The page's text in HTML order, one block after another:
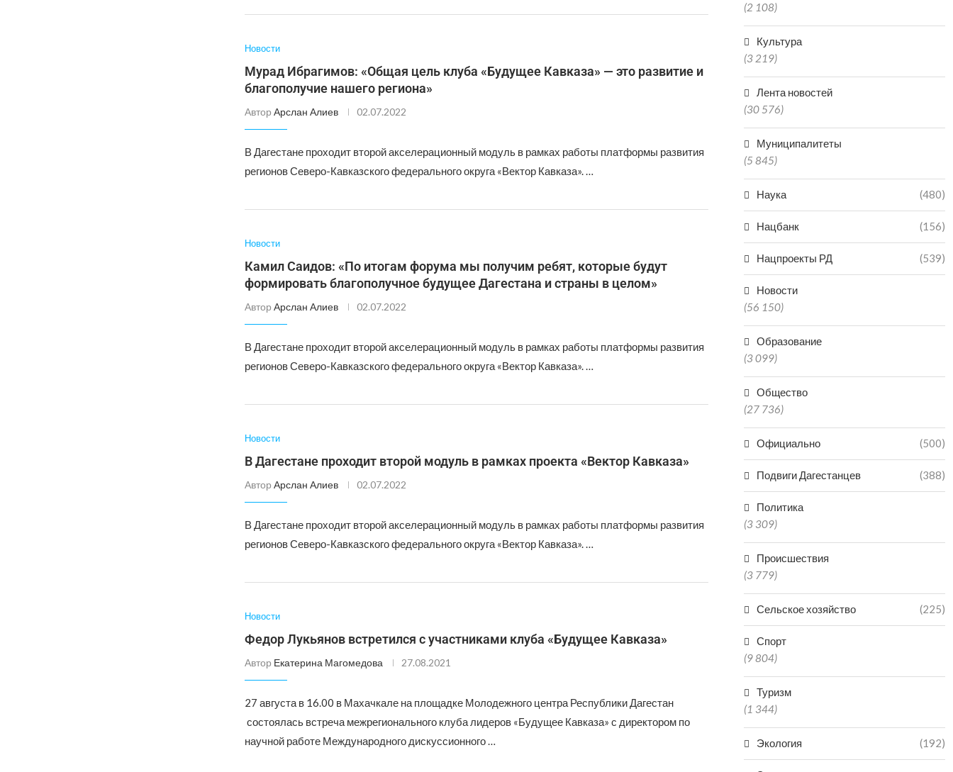
Новости
Мурад Ибрагимов: «Общая цель клуба «Будущее Кавказа» — это развитие и
благополучие нашего региона»
Автор Арслан Алиев 02.07.2022
В Дагестане проходит второй акселерационный модуль в рамках работы платформы развития
регионов Северо-Кавказского федерального округа «Вектор Кавказа». …
Новости
Камил Саидов: «По итогам форума мы получим ребят, которые будут
формировать благополучное будущее Дагестана и страны в целом»
Автор Арслан Алиев 02.07.2022
В Дагестане проходит второй акселерационный модуль в рамках работы платформы развития
регионов Северо-Кавказского федерального округа «Вектор Кавказа». …
Новости
В Дагестане проходит второй модуль в рамках проекта «Вектор Кавказа»
Автор Арслан Алиев 02.07.2022
В Дагестане проходит второй акселерационный модуль в рамках работы платформы развития
регионов Северо-Кавказского федерального округа «Вектор Кавказа». …
Новости
Федор Лукьянов встретился с участниками клуба «Будущее Кавказа»
Автор Екатерина Магомедова 27.08.2021
27 августа в 16.00 в Махачкале на площадке Молодежного центра Республики Дагестан
состоялась встреча межрегионального клуба лидеров «Будущее Кавказа» с директором по
научной работе Международного дискуссионного …
(2 108)
Культура
(3 219)
Лента новостей
(30 576)
Муниципалитеты
(5 845)
Наука (480)
Нацбанк (156)
Нацпроекты РД (539)
Новости
(56 150)
Образование
(3 099)
Общество
(27 736)
Официально (500)
Подвиги Дагестанцев (388)
Политика
(3 309)
Происшествия
(3 779)
Сельское хозяйство (225)
Спорт
(9 804)
Туризм
(1 344)
Экология (192)